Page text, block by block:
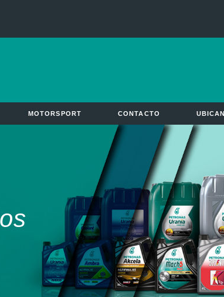
MOTORSPORT CONTACTO